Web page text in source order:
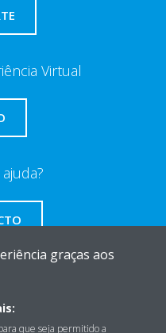
Virtual
graças aos
que seja permitido a